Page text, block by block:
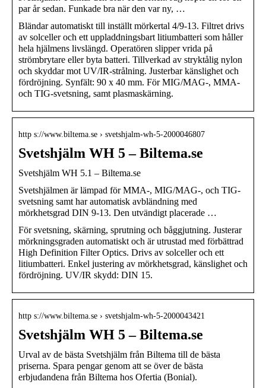
par år sedan. Funkade bra när den var ny, …
Bländar automatiskt till inställt mörkertal 4/9-13. Filtret drivs
av solceller och ett uppladdningsbart litiumbatteri som håller
hela hjälmens livslängd. Operatören slipper vrida på
strömbrytare eller byta batteri. Tillverkad av stryktålig nylon
och skyddar mot UV/IR-strålning. Justerbar känslighet och
fördröjning. Synfält: 90 x 40 mm. För MIG/MAG-, MMA-
och TIG-svetsning, samt plasmaskärning.
http s://www.biltema.se › svetshjalm-wh-5-2000046807
Svetshjälm WH 5 – Biltema.se
Svetshjälm WH 5.1 – Biltema.se
Svetshjälmen är lämpad för MMA-, MIG/MAG-, och TIG-
svetsning samt har automatisk avbländning med
mörkhetsgrad DIN 9-13. Den utvändigt placerade …
För svetsning, skärning, sprutning och båggjutning. Justerar
mörkningsgraden automatiskt och är utrustad med förbättrad
High Definition Filter Optics. Drivs av solceller och ett
litiumbatteri. Enkel justering av mörkhetsgrad, känslighet och
fördröjning. UV/IR skydd: DIN 15.
http s://www.biltema.se › svetshjalm-wh-5-2000043421
Svetshjälm WH 5 – Biltema.se
Urval av de bästa Svetshjälm från Biltema till de bästa
priserna. Spara pengar genom att se över de bästa
erbjudandena från Biltema hos Ofertia (Bonial).